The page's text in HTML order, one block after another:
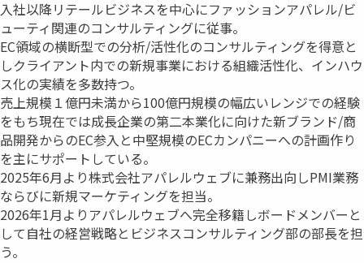
入社以降リテールビジネスを中心にファッションアパレル/ビ
ューティ関連のコンサルティングに従事。
EC領域の横断型での分析/活性化のコンサルティングを得意と
しクライアント内での新規事業における組織活性化、インハウ
ス化の実績を多数持つ。
売上規模１億円未満から100億円規模の幅広いレンジでの経験
をもち現在では成長企業の第二本業化に向けた新ブランド/商
品開発からのEC参入と中堅規模のECカンパニーへの計画作り
を主にサポートしている。
2025年6月より株式会社アパレルウェブに兼務出向しPMI業務
ならびに新規マーケティングを担当。
2026年1月よりアパレルウェブへ完全移籍しボードメンバーと
して自社の経営戦略とビジネスコンサルティング部の部長を担
う。